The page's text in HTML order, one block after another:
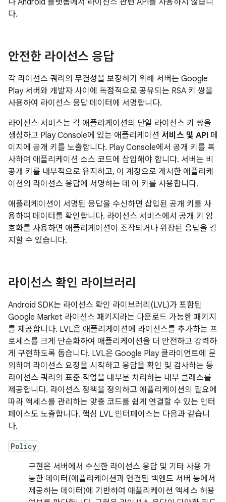
나 Android 플랫폼에서 라이선스 관련 API를 사용하지 않습니
다.
안전한 라이선스 응답
각 라이선스 쿼리의 무결성을 보장하기 위해 서버는 Google
Play 서버와 개발자 사이에 독점적으로 공유되는 RSA 키 쌍을
사용하여 라이선스 응답 데이터에 서명합니다.
라이선스 서비스는 각 애플리케이션의 단일 라이선스 키 쌍을
생성하고 Play Console에 있는 애플리케이션 서비스 및 API 페
이지에 공개 키를 노출합니다. Play Console에서 공개 키를 복
사하여 애플리케이션 소스 코드에 삽입해야 합니다. 서버는 비
공개 키를 내부적으로 유지하고, 이 계정으로 게시한 애플리케
이션의 라이선스 응답에 서명하는 데 이 키를 사용합니다.
애플리케이션이 서명된 응답을 수신하면 삽입된 공개 키를 사
용하여 데이터를 확인합니다. 라이선스 서비스에서 공개 키 암
호화를 사용하면 애플리케이션이 조작되거나 위장된 응답을 감
지할 수 있습니다.
라이선스 확인 라이브러리
Android SDK는 라이선스 확인 라이브러리(LVL)가 포함된
Google Market 라이선스 패키지라는 다운로드 가능한 패키지
를 제공합니다. LVL은 애플리케이션에 라이선스를 추가하는 프
로세스를 크게 단순화하여 애플리케이션을 더 안전하고 강력하
게 구현하도록 돕습니다. LVL은 Google Play 클라이언트에 문
의하여 라이선스 요청을 시작하고 응답을 확인 및 검사하는 등
라이선스 쿼리의 표준 작업을 대부분 처리하는 내부 클래스를
제공합니다. 라이선스 정책을 정의하고 애플리케이션의 필요에
따라 액세스를 관리하는 맞춤 코드를 쉽게 연결할 수 있는 인터
페이스도 노출합니다. 핵심 LVL 인터페이스는 다음과 같습니
다.
Policy
구현은 서버에서 수신한 라이선스 응답 및 기타 사용 가
능한 데이터(애플리케이션과 연결된 백엔드 서버 등에서
제공하는 데이터)에 기반하여 애플리케이션 액세스 허용